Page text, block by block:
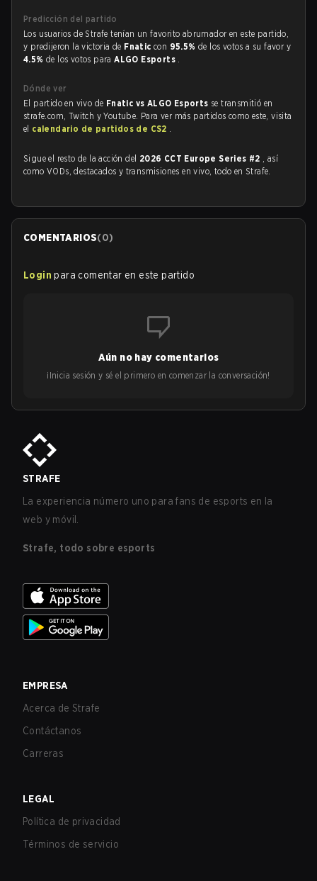
Predicción del partido
Los usuarios de Strafe tenían un favorito abrumador en este partido,
y predijeron la victoria de Fnaticcon 95.5%de los votos a su favor y
4.5% de los votos paraALGO Esports .
Dónde ver
El partido en vivo de Fnatic vs ALGO Esports se transmitió en
strafe.com, Twitch y Youtube. Para ver más partidos como este, visita
el calendario de partidos de CS2 .
Sigue el resto de la acción del 2026 CCT Europe Series #2 , así
como VODs, destacados y transmisiones en vivo, todo en Strafe.
COMENTARIOS(0)
Login para comentar en este partido
Aún no hay comentarios
¡Inicia sesión y sé el primero en comenzar la conversación!
STRAFE
La experiencia número uno para fans de esports en la
web y móvil.
Strafe, todo sobre esports
EMPRESA
Acerca de Strafe
Contáctanos
Carreras
LEGAL
Política de privacidad
Términos de servicio